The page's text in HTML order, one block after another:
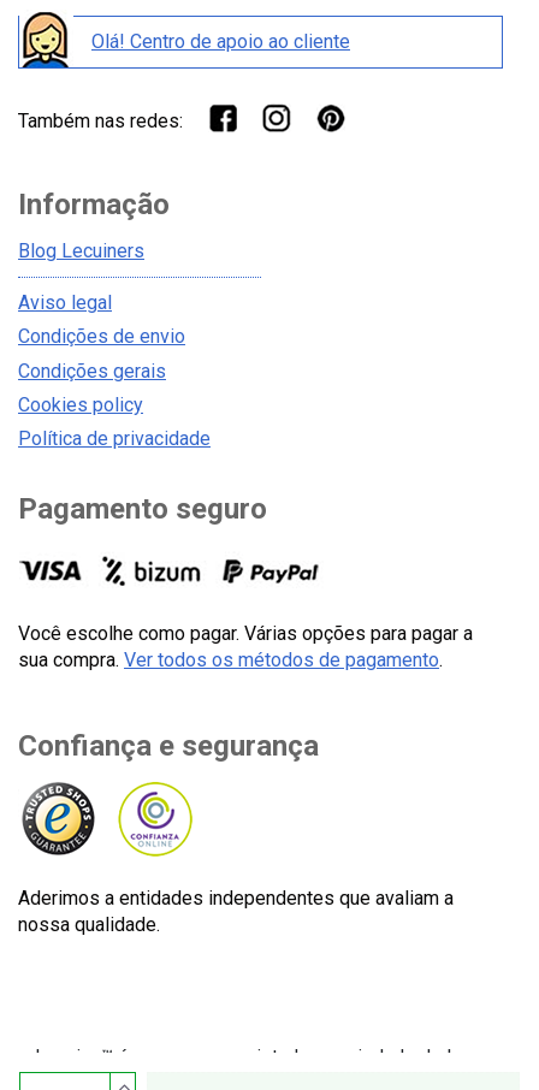
Olá! Centro de apoio ao cliente
Também nas redes:
Informação
Blog Lecuiners
Aviso legal
Condições de envio
Condições gerais
Cookies policy
Política de privacidade
Pagamento seguro
Você escolhe como pagar. Várias opções para pagar a
sua compra. Ver todos os métodos de pagamento.
Confiança e segurança
Aderimos a entidades independentes que avaliam a
nossa qualidade.
Lecuine™ é uma marca registada propriedade de Lecom
Projects S.L. © Copyright © 2012-2026. Espanha. Todos os